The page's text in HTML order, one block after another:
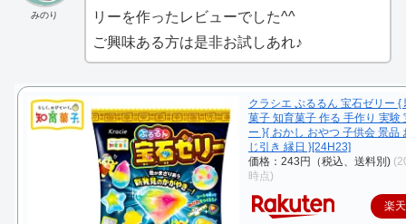
みのり
リーを作ったレビューでした^^
ご興味ある方は是非お試しあれ♪
クラシエ ぷるるん 宝石ゼリー {
菓子 知育菓子 作る 手作り 実験
ー }{ おかし おやつ 子供会 景品
じ引き 縁日 }[24H23]
価格：243円（税込、送料別)
時点)
楽